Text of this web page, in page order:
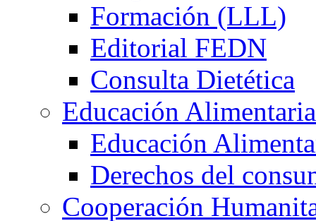
Formación (LLL)
Editorial FEDN
Consulta Dietética
Educación Alimentaria
Educación
Derechos del
Cooperación